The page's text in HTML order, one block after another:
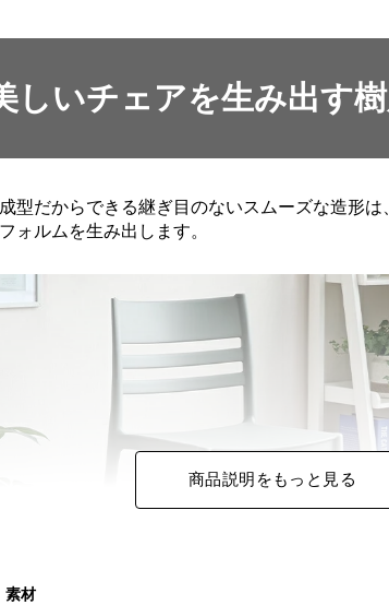
しいチェアを生み出す
型だからできる継ぎ目のないスムーズな造形は
ォルムを生み出します。
商品説明をもっと見る
素材